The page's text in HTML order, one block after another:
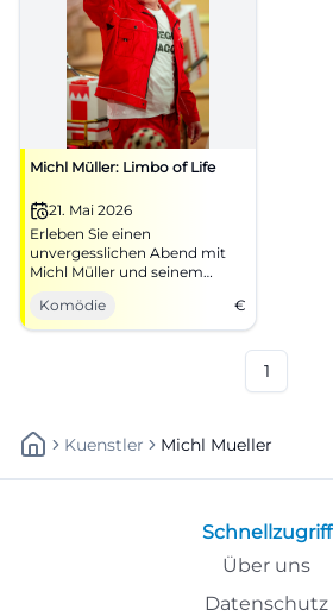
Michl Müller: Limbo of Life
21. Mai 2026
Erleben Sie einen
unvergesslichen Abend mit
Michl Müller und seinem
Programm Limbo of Life am
21. Mai 2026 in Dachau.
Komödie €
1
Kuenstler Michl Mueller
Schnellzugriff
Über uns
Datenschutz